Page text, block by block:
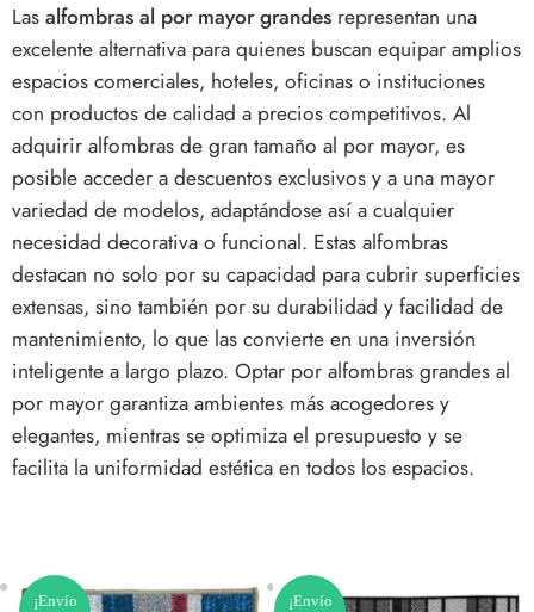
Lasalfombras al por mayor grandes representan una
excelente alternativa para quienes buscan equipar amplios
espacios comerciales, hoteles, oficinas o instituciones
con productos de calidad a precios competitivos. Al
adquirir alfombras de gran tamaño al por mayor, es
posible acceder a descuentos exclusivos y a una mayor
variedad de modelos, adaptándose así a cualquier
necesidad decorativa o funcional. Estas alfombras
destacan no solo por su capacidad para cubrir superficies
extensas, sino también por su durabilidad y facilidad de
mantenimiento, lo que las convierte en una inversión
inteligente a largo plazo. Optar por alfombras grandes al
por mayor garantiza ambientes más acogedores y
elegantes, mientras se optimiza el presupuesto y se
facilita la uniformidad estética en todos los espacios.
¡Envío
¡Envío